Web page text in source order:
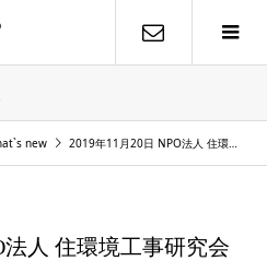
new 2019年11月20日 NPO法人 住環境工事研究会にてセミナーをさせていただきました
法人 住環境工事研究会